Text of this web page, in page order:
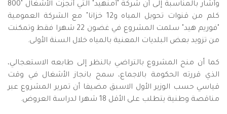
وأشار بالمناسبة إلى أن شركة "أمنهيد" التي أنجزت الأشغال "800
كلم من قنوات تحويل المياه و12 خزانا" مع الشركة العمومية
"فوريم هيد" سلمت المشروع في غضون 22 شهرا فقط وتمكنت
من تزويد بعض البلديات المعنية بالمياه خلال السنة الأولى.
كما أن منح المشروع بالتراضي بالنظر إلى طابعه الاستعجالي،
الذي قررته الحكومة بالاجماع، سمح بانجاز الأشغال في وقت
قياسي حسب الوزير الأول الاسبق مضيفا أن تمرير المشروع عبر
مناقصة وطنية يتطلب على الأقل 18 شهرا لدراسة العروض.